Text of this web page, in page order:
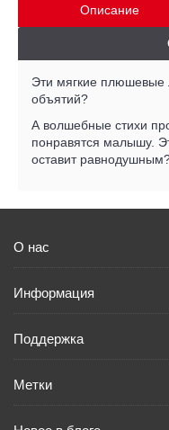
Описание
Эти мягкие плюшевые
объятий?
А волшебные стихи
понравятся малышу.
оставит
О нас
Информация
Поддержка
Метки